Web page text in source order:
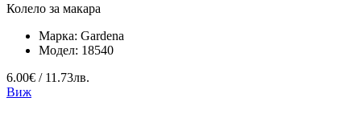
Колело за макара
Марка: Gardena
Модел: 18540
6.00€ / 11.73лв.
Виж